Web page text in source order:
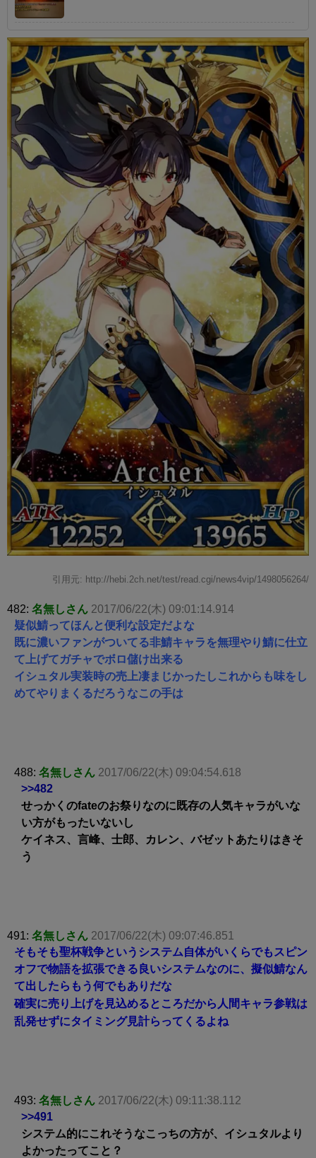
引用元: http://hebi.2ch.net/test/read.cgi/news4vip/1498056264/
482: 名無しさん 2017/06/22(木) 09:01:14.914
疑似鯖ってほんと便利な設定だよな
既に濃いファンがついてる非鯖キャラを無理やり鯖に仕立
て上げてガチャでボロ儲け出来る
イシュタル実装時の売上凄まじかったしこれからも味をし
めてやりまくるだろうなこの手は
488: 名無しさん 2017/06/22(木) 09:04:54.618
>>482
せっかくのfateのお祭りなのに既存の人気キャラがいな
い方がもったいないし
ケイネス、言峰、士郎、カレン、バゼットあたりはきそ
う
491: 名無しさん 2017/06/22(木) 09:07:46.851
そもそも聖杯戦争というシステム自体がいくらでもスピン
オフで物語を拡張できる良いシステムなのに、擬似鯖なん
て出したらもう何でもありだな
確実に売り上げを見込めるところだから人間キャラ参戦は
乱発せずにタイミング見計らってくるよね
493: 名無しさん 2017/06/22(木) 09:11:38.112
>>491
システム的にこれそうなこっちの方が、イシュタルより
よかったってこと？